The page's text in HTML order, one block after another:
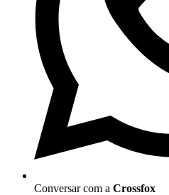
Conversar com a Crossfox